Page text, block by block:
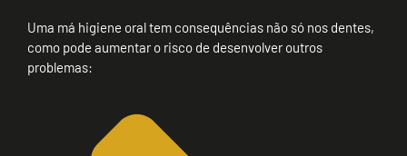
Uma má higiene oral tem consequências não só nos dentes,
como pode aumentar o risco de desenvolver outros
problemas: